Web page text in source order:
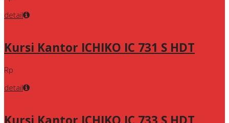
detail
Kursi Kantor ICHIKO IC 731 S HDT
Rp
detail